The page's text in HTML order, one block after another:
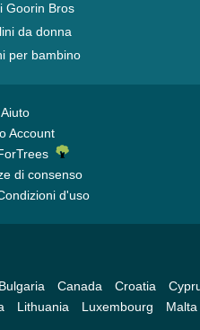
Goorin Bros
da donna
per bambino
Aiuto
Account
di consenso
d'uso
Bulgaria Canada Croatia
Lithuania Luxembourg Malta